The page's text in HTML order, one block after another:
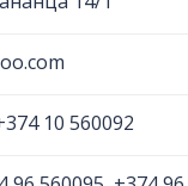
10 560092